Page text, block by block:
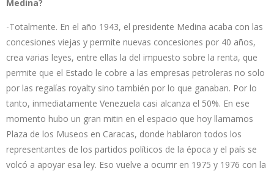
Medina?
-Totalmente. En el año 1943, el presidente Medina acaba con las
concesiones viejas y permite nuevas concesiones por 40 años,
crea varias leyes, entre ellas la del impuesto sobre la renta, que
permite que el Estado le cobre a las empresas petroleras no solo
por las regalías royalty sino también por lo que ganaban. Por lo
tanto, inmediatamente Venezuela casi alcanza el 50%. En ese
momento hubo un gran mitin en el espacio que hoy llamamos
Plaza de los Museos en Caracas, donde hablaron todos los
representantes de los partidos políticos de la época y el país se
volcó a apoyar esa ley. Eso vuelve a ocurrir en 1975 y 1976 con la